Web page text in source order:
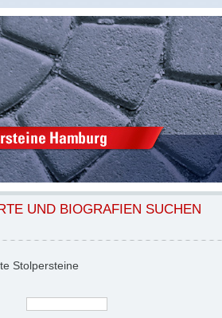
UND BIOGRAFIEN SUCHEN
Stolpersteine